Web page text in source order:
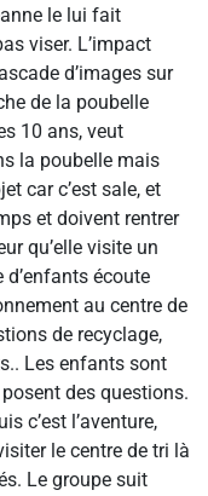
le lui fait
viser. L’impact
d’images sur
de la poubelle
10 ans, veut
la poubelle mais
car c’est sale, et
et doivent rentrer
qu’elle visite un
écoute
au centre de
de recyclage,
Les enfants sont
des questions.
c’est l’aventure,
le centre de tri là
Le groupe suit